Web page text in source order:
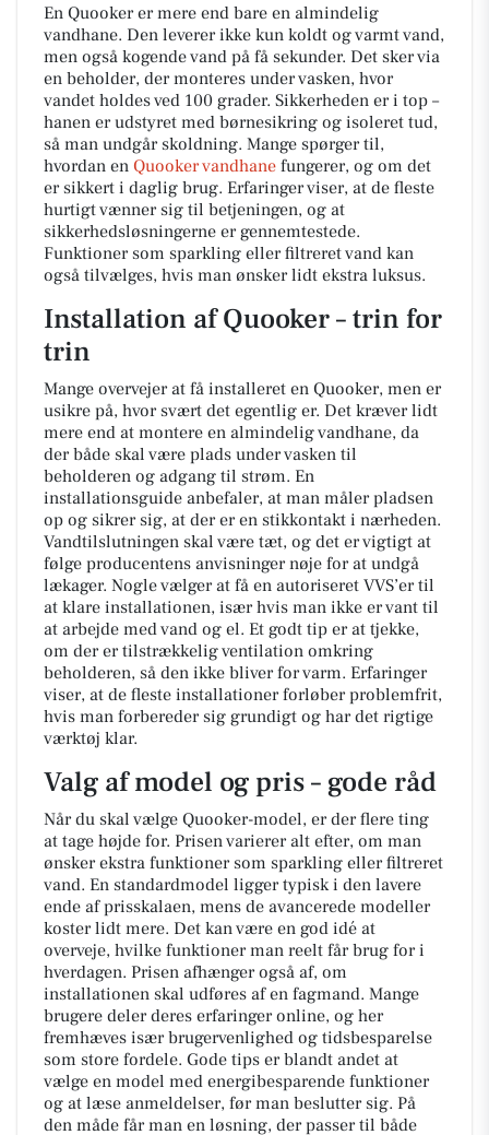
En Quooker er mere end bare en almindelig
vandhane. Den leverer ikke kun koldt og varmt vand,
men også kogende vand på få sekunder. Det sker via
en beholder, der monteres under vasken, hvor
vandet holdes ved 100 grader. Sikkerheden er i top –
hanen er udstyret med børnesikring og isoleret tud,
så man undgår skoldning. Mange spørger til,
hvordan en Quooker vandhane fungerer, og om det
er sikkert i daglig brug. Erfaringer viser, at de fleste
hurtigt vænner sig til betjeningen, og at
sikkerhedsløsningerne er gennemtestede.
Funktioner som sparkling eller filtreret vand kan
også tilvælges, hvis man ønsker lidt ekstra luksus.
Installation af Quooker – trin for
trin
Mange overvejer at få installeret en Quooker, men er
usikre på, hvor svært det egentlig er. Det kræver lidt
mere end at montere en almindelig vandhane, da
der både skal være plads under vasken til
beholderen og adgang til strøm. En
installationsguide anbefaler, at man måler pladsen
op og sikrer sig, at der er en stikkontakt i nærheden.
Vandtilslutningen skal være tæt, og det er vigtigt at
følge producentens anvisninger nøje for at undgå
lækager. Nogle vælger at få en autoriseret VVS’er til
at klare installationen, især hvis man ikke er vant til
at arbejde med vand og el. Et godt tip er at tjekke,
om der er tilstrækkelig ventilation omkring
beholderen, så den ikke bliver for varm. Erfaringer
viser, at de fleste installationer forløber problemfrit,
hvis man forbereder sig grundigt og har det rigtige
værktøj klar.
Valg af model og pris – gode råd
Når du skal vælge Quooker-model, er der flere ting
at tage højde for. Prisen varierer alt efter, om man
ønsker ekstra funktioner som sparkling eller filtreret
vand. En standardmodel ligger typisk i den lavere
ende af prisskalaen, mens de avancerede modeller
koster lidt mere. Det kan være en god idé at
overveje, hvilke funktioner man reelt får brug for i
hverdagen. Prisen afhænger også af, om
installationen skal udføres af en fagmand. Mange
brugere deler deres erfaringer online, og her
fremhæves især brugervenlighed og tidsbesparelse
som store fordele. Gode tips er blandt andet at
vælge en model med energibesparende funktioner
og at læse anmeldelser, før man beslutter sig. På
den måde får man en løsning, der passer til både